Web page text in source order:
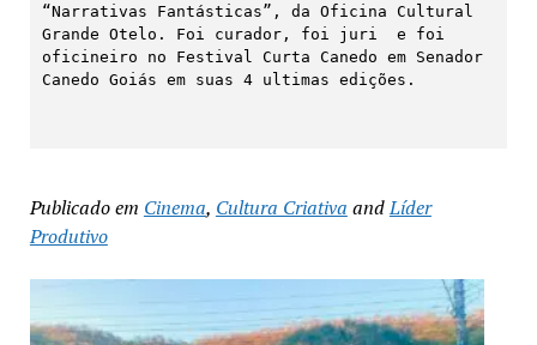
“Narrativas Fantásticas”, da Oficina Cultural
Grande Otelo. Foi curador, foi juri  e foi
oficineiro no Festival Curta Canedo em Senador
Canedo Goiás em suas 4 ultimas edições.
Publicado em Cinema, Cultura Criativa andLíder
Produtivo